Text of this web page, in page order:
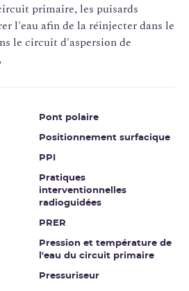
primaire, les puisards
l'eau afin de la réinjecter dans le
le circuit d'aspersion de
Pont polaire
Positionnement surfacique
PPI
Pratiques
interventionnelles
radioguidées
PRER
Pression et température de
l'eau du circuit primaire
Pressuriseur